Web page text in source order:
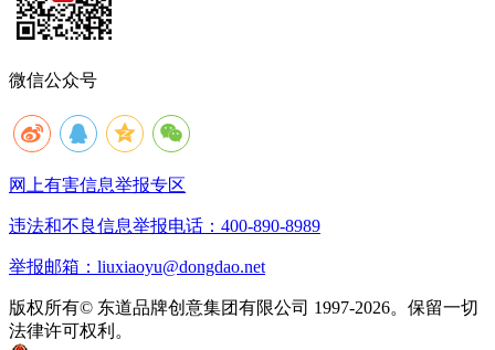
微信公众号
网上有害信息举报专区
违法和不良信息举报电话：400-890-8989
举报邮箱：liuxiaoyu@dongdao.net
版权所有© 东道品牌创意集团有限公司 1997-2026。保留一切
法律许可权利。